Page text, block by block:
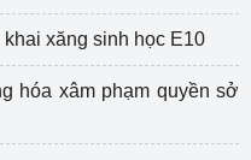
xăng sinh học E10
hóa xâm phạm quyền sở